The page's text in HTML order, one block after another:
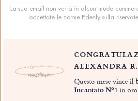
La sua email non verrà in alcun modo
accettate le norme Edenly sulla
ALEXANDRA R.
Questo mese vince il
Incantato Nº1 in oro